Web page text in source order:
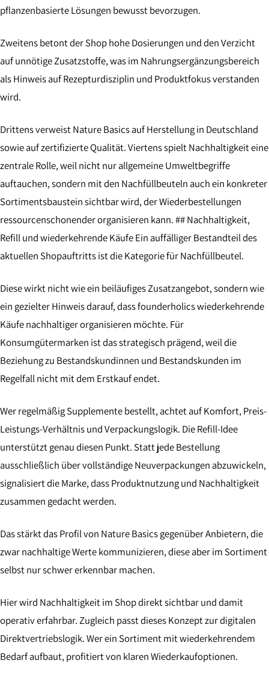
pflanzenbasierte Lösungen bewusst bevorzugen.
Zweitens betont der Shop hohe Dosierungen und den Verzicht
auf unnötige Zusatzstoffe, was im Nahrungsergänzungsbereich
als Hinweis auf Rezepturdisziplin und Produktfokus verstanden
wird.
Drittens verweist Nature Basics auf Herstellung in Deutschland
sowie auf zertifizierte Qualität. Viertens spielt Nachhaltigkeit eine
zentrale Rolle, weil nicht nur allgemeine Umweltbegriffe
auftauchen, sondern mit den Nachfüllbeuteln auch ein konkreter
Sortimentsbaustein sichtbar wird, der Wiederbestellungen
ressourcenschonender organisieren kann. ## Nachhaltigkeit,
Refill und wiederkehrende Käufe Ein auffälliger Bestandteil des
aktuellen Shopauftritts ist die Kategorie für Nachfüllbeutel.
Diese wirkt nicht wie ein beiläufiges Zusatzangebot, sondern wie
ein gezielter Hinweis darauf, dass founderholics wiederkehrende
Käufe nachhaltiger organisieren möchte. Für
Konsumgütermarken ist das strategisch prägend, weil die
Beziehung zu Bestandskundinnen und Bestandskunden im
Regelfall nicht mit dem Erstkauf endet.
Wer regelmäßig Supplemente bestellt, achtet auf Komfort, Preis-
Leistungs-Verhältnis und Verpackungslogik. Die Refill-Idee
unterstützt genau diesen Punkt. Statt jede Bestellung
ausschließlich über vollständige Neuverpackungen abzuwickeln,
signalisiert die Marke, dass Produktnutzung und Nachhaltigkeit
zusammen gedacht werden.
Das stärkt das Profil von Nature Basics gegenüber Anbietern, die
zwar nachhaltige Werte kommunizieren, diese aber im Sortiment
selbst nur schwer erkennbar machen.
Hier wird Nachhaltigkeit im Shop direkt sichtbar und damit
operativ erfahrbar. Zugleich passt dieses Konzept zur digitalen
Direktvertriebslogik. Wer ein Sortiment mit wiederkehrendem
Bedarf aufbaut, profitiert von klaren Wiederkaufoptionen.